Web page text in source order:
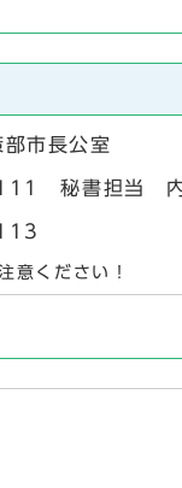
市長公室
秘書担当 内
意ください！